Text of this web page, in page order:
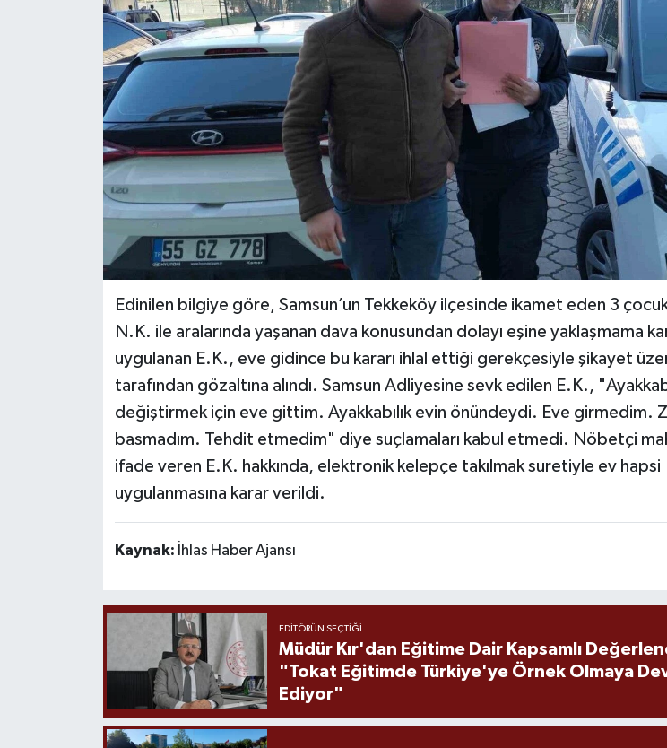
Edinilen bilgiye göre, Samsun’un Tekkeköy ilçesinde ikamet eden 3
N.K. ile aralarında yaşanan dava konusundan dolayı eşine yaklaşmama
uygulanan E.K., eve gidince bu kararı ihlal ettiği gerekçesiyle şikayet
tarafından gözaltına alındı. Samsun Adliyesine sevk edilen E.K.,
değiştirmek için eve gittim. Ayakkabılık evin önündeydi. Eve girmedim.
basmadım. Tehdit etmedim" diye suçlamaları kabul etmedi. Nöbetçi
ifade veren E.K. hakkında, elektronik kelepçe takılmak suretiyle ev hapsi
uygulanmasına karar verildi.
Kaynak: İhlas Haber Ajansı
EDITÖRÜN SEÇTIĞI
Müdür Kır'dan Eğitime Dair Kapsamlı
"Tokat Eğitimde Türkiye'ye Örnek Olmaya
Ediyor"
Tokat Haber